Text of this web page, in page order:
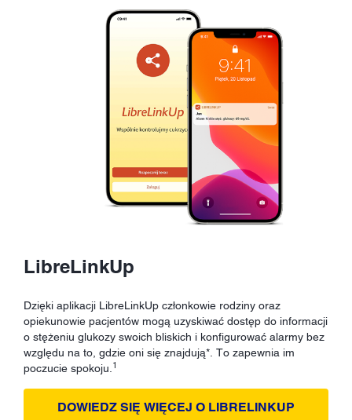
LibreLinkUp
Dzięki aplikacji LibreLinkUp członkowie rodziny oraz
opiekunowie pacjentów mogą uzyskiwać dostęp do informacji
o stężeniu glukozy swoich bliskich i konfigurować alarmy bez
względu na to, gdzie oni się znajdują*. To zapewnia im
poczucie spokoju. 1
DOWIEDZ SIĘ WIĘCEJ O LIBRELINKUP